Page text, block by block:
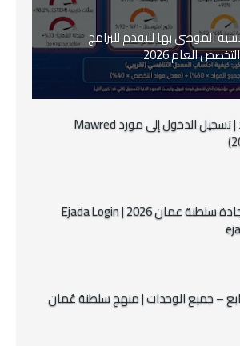
الموصى بها للتقدم للبرامج
العام 2026
رابط نظام مورد | تسجيل الدخول إلى مورد Mawred
تسجيل دخول إجادة سلطنة عمان 2026 | Ejada Login
– جميع الوحدات | منهج سلطنة عُمان